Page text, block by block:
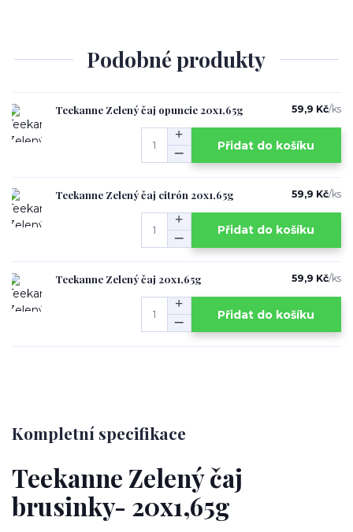
Podobné produkty
Teekanne Zelený čaj opuncie 20x1,65g 59,9 Kč/ks
Přidat do košíku
Teekanne Zelený čaj citrón 20x1,65g 59,9 Kč/ks
Přidat do košíku
Teekanne Zelený čaj 20x1,65g 59,9 Kč/ks
Přidat do košíku
Kompletní specifikace
Teekanne Zelený čaj
brusinky- 20x1,65g